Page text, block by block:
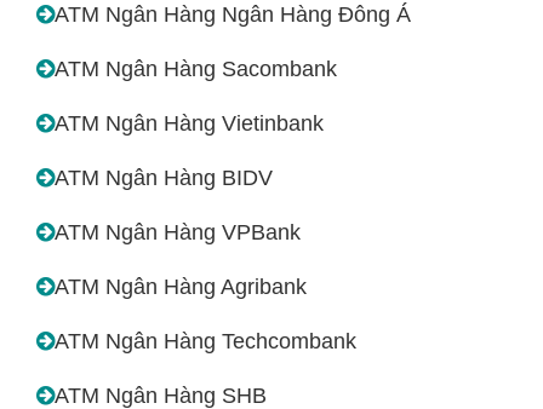
ATM Ngân Hàng Ngân Hàng Đông Á
ATM Ngân Hàng Sacombank
ATM Ngân Hàng Vietinbank
ATM Ngân Hàng BIDV
ATM Ngân Hàng VPBank
ATM Ngân Hàng Agribank
ATM Ngân Hàng Techcombank
ATM Ngân Hàng SHB